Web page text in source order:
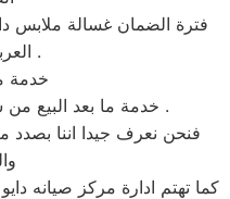
العربي جروب .
خدمة
خدمة ما بعد البيع من شركة العربي جروب ممتازه .
فنحن نعرف جيدا اننا بصدد
كما تهتم ادارة مركز صيانه